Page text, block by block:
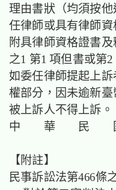
理由書狀（均須按
任律師或具有律師
附具律師資格證書
之1 第1 項但書或第
如委任律師提起上
權部分，因未逾新
被上訴人不得上訴。
中 華 民
書記官
【附註】
民事訴訟法第466條